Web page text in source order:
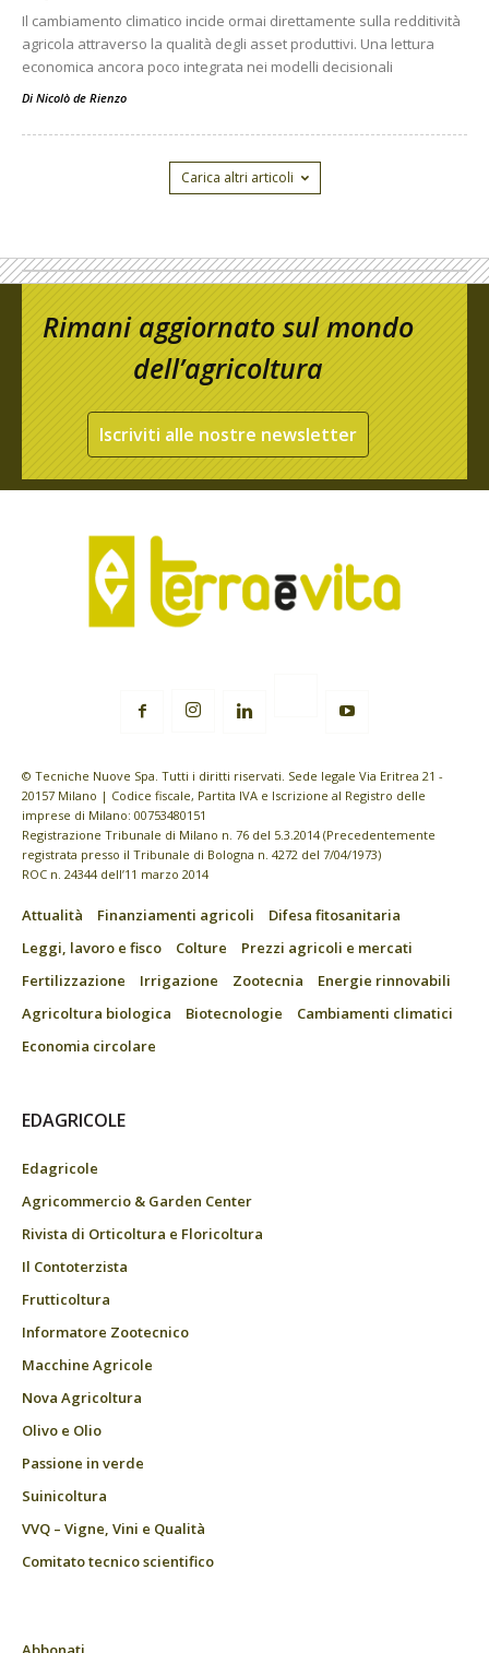
Il cambiamento climatico incide ormai direttamente sulla redditività
agricola attraverso la qualità degli asset produttivi. Una lettura
economica ancora poco integrata nei modelli decisionali
Di Nicolò de Rienzo
Carica altri articoli
Rimani aggiornato sul mondo
dell’agricoltura
Iscriviti alle nostre newsletter
© Tecniche Nuove Spa. Tutti i diritti riservati. Sede legale Via Eritrea 21 -
20157 Milano | Codice fiscale, Partita IVA e Iscrizione al Registro delle
imprese di Milano: 00753480151
Registrazione Tribunale di Milano n. 76 del 5.3.2014 (Precedentemente
registrata presso il Tribunale di Bologna n. 4272 del 7/04/1973)
ROC n. 24344 dell’11 marzo 2014
Attualità Finanziamenti agricoli
Difesa fitosanitaria
Leggi, lavoro e fisco
Colture
Prezzi agricoli e mercati
Fertilizzazione
Irrigazione Zootecnia
Energie rinnovabili
Agricoltura biologica
Biotecnologie
Cambiamenti climatici
Economia circolare
EDAGRICOLE
Edagricole
Agricommercio & Garden Center
Rivista di Orticoltura e Floricoltura
Il Contoterzista
Frutticoltura
Informatore Zootecnico
Macchine Agricole
Nova Agricoltura
Olivo e Olio
Passione in verde
Suinicoltura
VVQ – Vigne, Vini e Qualità
Comitato tecnico scientifico